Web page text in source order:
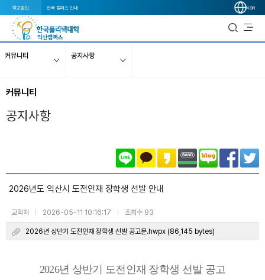
학교법인 전국 캠퍼스 안내 KOR
커뮤니티 공지사항
커뮤니티
공지사항
2026년도 익산시 도전인재 장학생 선발 안내
교학처 | 2026-05-11 10:16:17 | 조회수 93
2026년 상반기 도전인재 장학생 선발 공고문.hwpx (86,145 bytes)
2026년 상반기 도전인재 장학생 선발 공고